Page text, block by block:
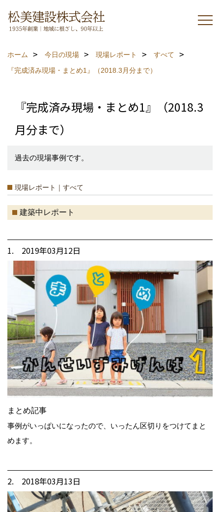
ホーム 今日の現場 現場レポート
すべて
『完成済み現場・まとめ1』（2018.3月分まで）
『完成済み現場・まとめ1』（2018.3
月分まで）
過去の現場事例です。
現場レポート｜すべて
建築中レポート
1. 2019年03月12日
まとめ記事
事例がいっぱいになったので、いったん区切りをつけてまと
めます。
2. 2018年03月13日